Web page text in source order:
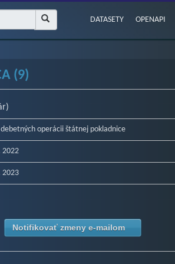
DATASETY OPENAPI
(9)
operácii štátnej pokladnice
2022
2023
Pinterest
na Twitter
Zdielať na E-mail
Notifikovať zmeny e-mailom